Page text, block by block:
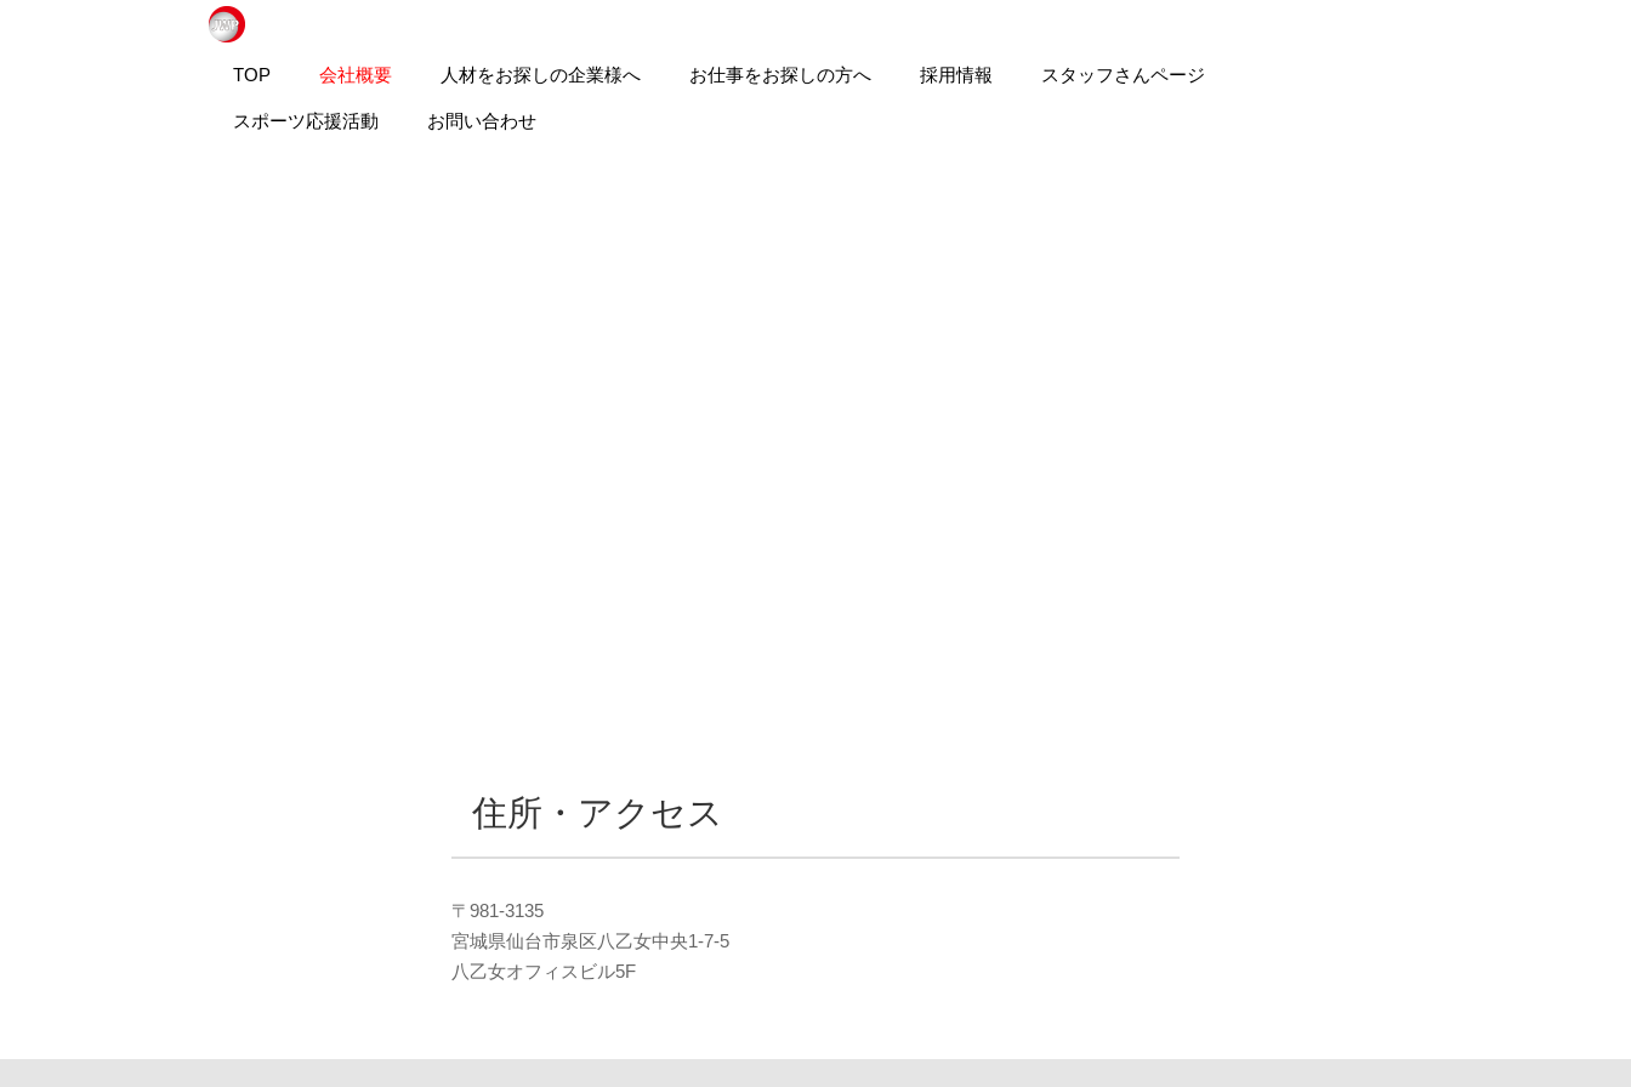
TOP 会社概要 人材をお探しの企業様へ お仕事をお探しの方へ 採用情報 スタッフさんページ
スポーツ応援活動 お問い合わせ宮城事務所
住所・アクセス
〒981-3135
宮城県仙台市泉区八乙女中央1-7-5
八乙女オフィスビル5F